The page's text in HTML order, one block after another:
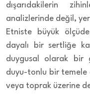
dışarıdakilerin
analizlerinde değil,
Etniste büyük
dayalı bir sertliğe
duygusal olarak bir
duyu-tonlu bir temele
veya toprak üzerine